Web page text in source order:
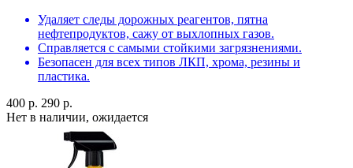
Удаляет следы дорожных реагентов, пятна
нефтепродуктов, сажу от выхлопных газов.
Справляется с самыми стойкими загрязнениями.
Безопасен для всех типов ЛКП, хрома, резины и
пластика.
400 р. 290 р.
Нет в наличии, ожидается